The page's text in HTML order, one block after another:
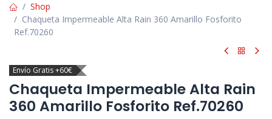
Shop
Chaqueta Impermeable Alta Rain 360 Amarillo Fosforito
Ref.70260
Envío Gratis +60€
Chaqueta Impermeable Alta Rain
360 Amarillo Fosforito Ref.70260